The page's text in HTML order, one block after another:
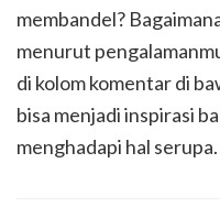
membandel?
menurut
di kolom komentar di
bisa menjadi inspirasi
menghadapi hal serupa.